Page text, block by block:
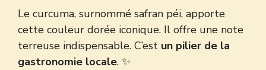
Le curcuma, surnommé safran péi, apporte
cette couleur dorée iconique. Il offre une note
terreuse indispensable. C’est un pilier de la
gastronomie locale. ✨